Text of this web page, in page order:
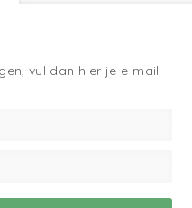
vul dan hier je e-mail